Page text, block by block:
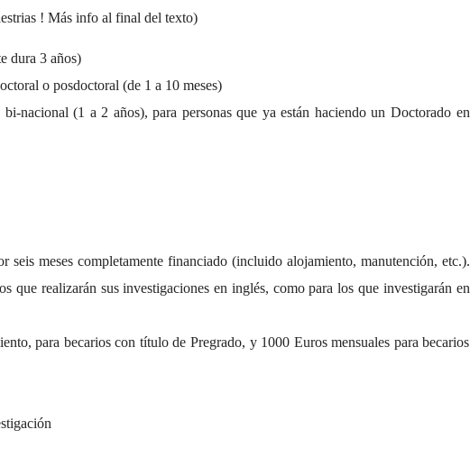
! Más info al final del texto)
dura 3 años)
o posdoctoral (de 1 a 10 meses)
nacional (1 a 2 años), para personas que ya están haciendo un Doctorado en
seis meses completamente financiado (incluido alojamiento, manutención, etc.).
que realizarán sus investigaciones en inglés, como para los que investigarán en
para becarios con título de Pregrado, y 1000 Euros mensuales para becarios